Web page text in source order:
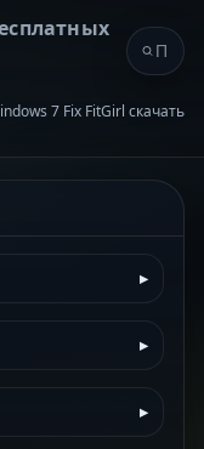
7 Fix FitGirl скачать
▸
▸
▸